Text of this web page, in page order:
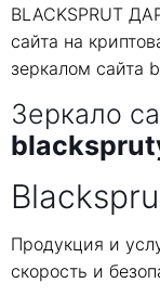
BLACKSPRUT
сайта на
зеркалом сайта
Зеркало
Продукция и
скорость и